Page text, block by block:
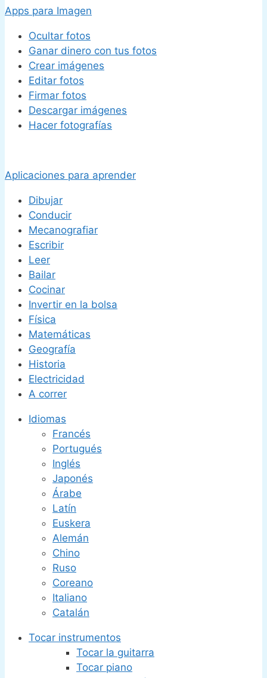
Apps para Imagen
Ocultar fotos
Ganar dinero con tus fotos
Crear imágenes
Editar fotos
Firmar fotos
Descargar imágenes
Hacer fotografías
Aplicaciones para aprender
Dibujar
Conducir
Mecanografiar
Escribir
Leer
Bailar
Cocinar
Invertir en la bolsa
Física
Matemáticas
Geografía
Historia
Electricidad
A correr
Idiomas
Francés
Portugués
Inglés
Japonés
Árabe
Latín
Euskera
Alemán
Chino
Ruso
Coreano
Italiano
Catalán
Tocar instrumentos
Tocar la guitarra
Tocar piano